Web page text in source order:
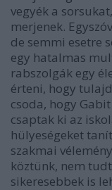
vegyék a
merjenek.
de semmi esetre
egy hatalmas
rabszolgák egy
érteni, hogy
csoda, hogy
csaptak ki az
hülyeségeket
szakmai
köztünk, nem
sikeresebbek is